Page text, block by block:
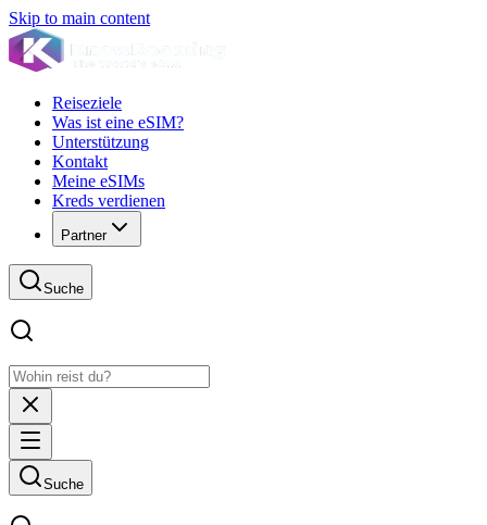
Skip to main content
Reiseziele
Was ist eine eSIM?
Unterstützung
Kontakt
Meine eSIMs
Kreds verdienen
Partner
Suche
Suche